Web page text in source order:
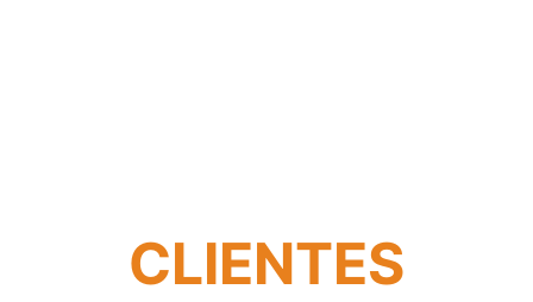
CLIENTES